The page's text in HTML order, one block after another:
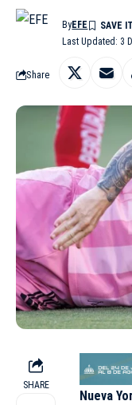
Last Updated: 3
ByEFE
Share
SHARE
Nueva